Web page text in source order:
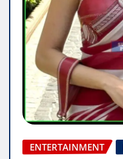
ENTERTAINMENT